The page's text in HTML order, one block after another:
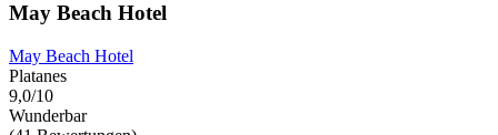
May Beach Hotel
May Beach Hotel
Platanes
9,0/10
Wunderbar